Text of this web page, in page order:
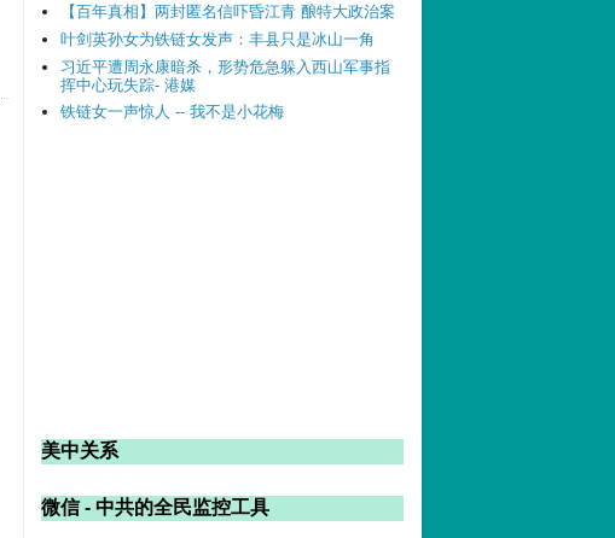
【百年真相】两封匿名信吓昏江青 酿特大政治案
叶剑英孙女为铁链女发声：丰县只是冰山一角
习近平遭周永康暗杀，形势危急躲入西山军事指
挥中心玩失踪- 港媒
铁链女一声惊人 -- 我不是小花梅
美中关系
微信 - 中共的全民监控工具